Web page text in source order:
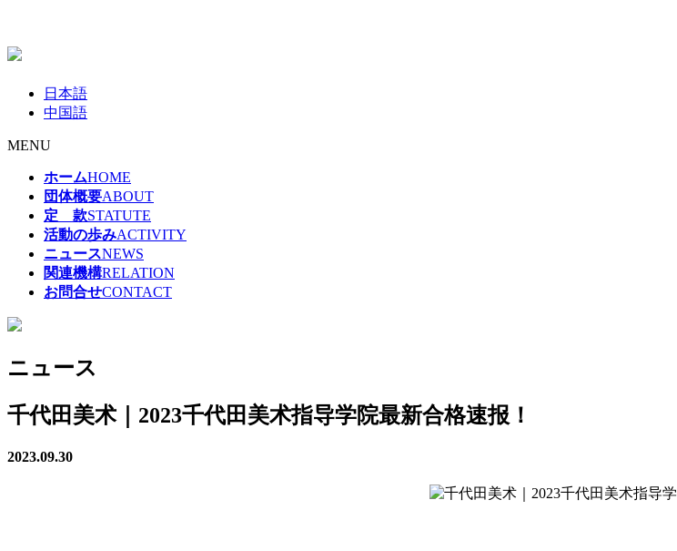
日本語
中国語
MENU
ホームHOME
団体概要ABOUT
定 款STATUTE
活動の歩みACTIVITY
ニュースNEWS
関連機構RELATION
お問合せCONTACT
ニュース
千代田美术｜2023千代田美术指导学院最新合格速报！
2023.09.30